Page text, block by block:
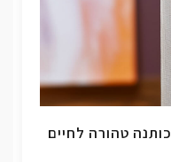
קנבס אמנים פרימיום: 100% כותנה טהורה לחיים